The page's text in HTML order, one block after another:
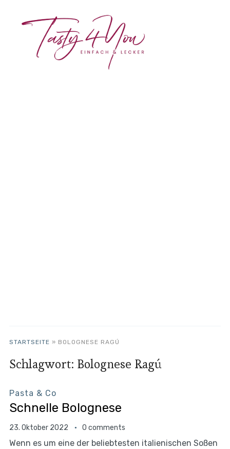
STARTSEITE » BOLOGNESE RAGÚ
Schlagwort: Bolognese Ragú
Pasta & Co
Schnelle Bolognese
23. Oktober 2022 0 comments
Wenn es um eine der beliebtesten italienischen Soßen